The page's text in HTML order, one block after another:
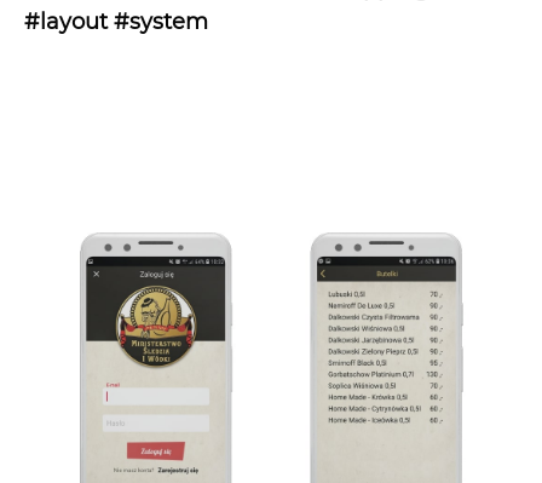
#layout #system